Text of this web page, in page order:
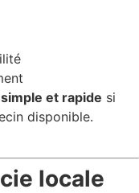
et rapide si
disponible.
locale